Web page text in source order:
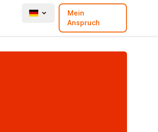
Mein
Anspruch